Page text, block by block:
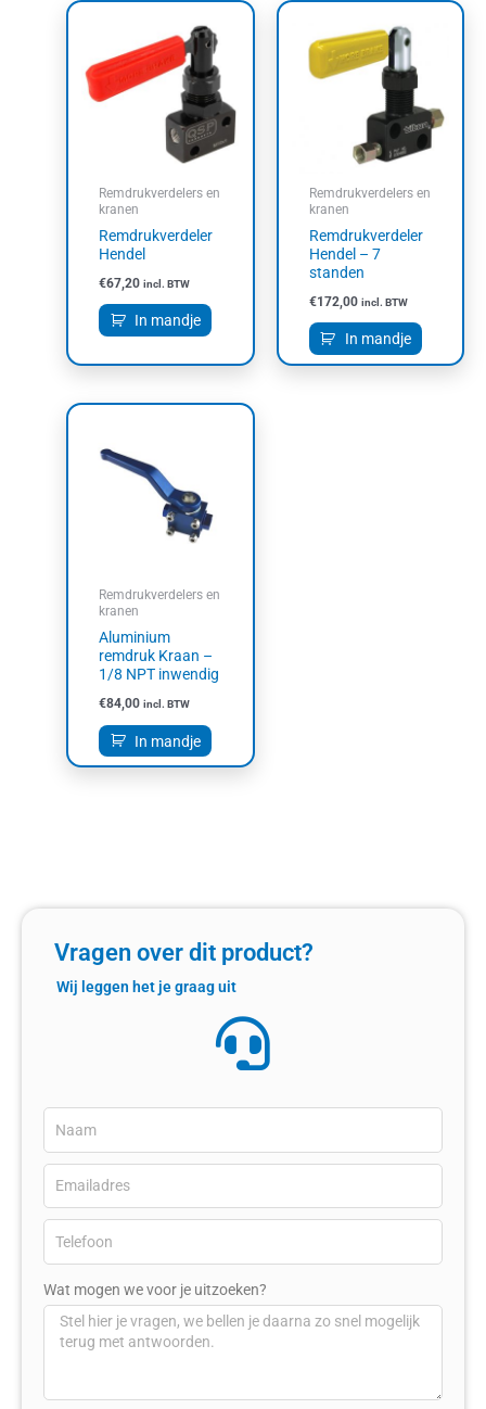
Remdrukverdelers en
kranen
Remdrukverdeler
Hendel
€67,20 incl. BTW
In mandje
Remdrukverdelers en
kranen
Remdrukverdeler
Hendel – 7
standen
€172,00 incl. BTW
In mandje
Remdrukverdelers en
kranen
Aluminium
remdruk Kraan –
1/8 NPT inwendig
€84,00 incl. BTW
In mandje
Vragen over dit product?
Wij leggen het je graag uit
Wat mogen we voor je uitzoeken?